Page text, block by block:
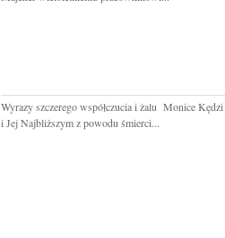
Wyrazy szczerego współczucia i żalu Monice Kędzi
i Jej Najbliższym z powodu śmierci...